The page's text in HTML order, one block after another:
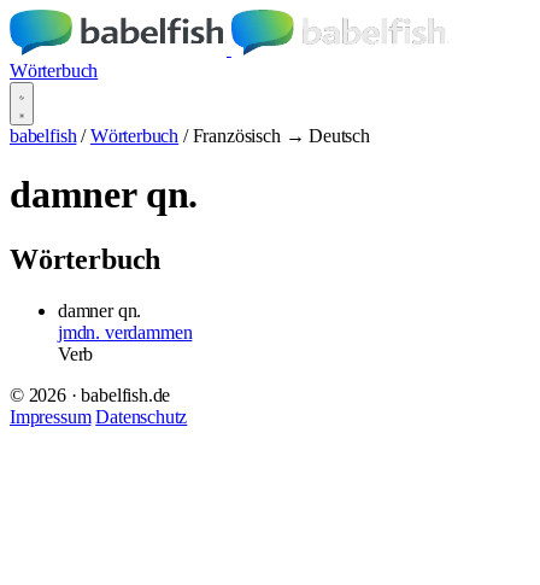
Wörterbuch
babelfish / Wörterbuch / Französisch → Deutsch
damner qn.
Wörterbuch
damner qn.
jmdn. verdammen
Verb
© 2026 · babelfish.de
Impressum Datenschutz